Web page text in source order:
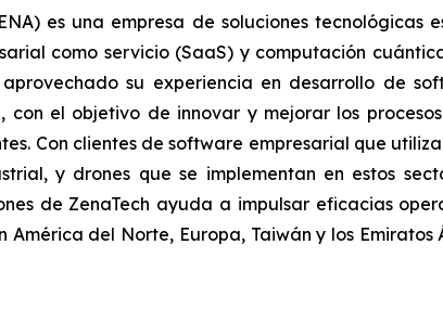
es una empresa de soluciones
como servicio (SaaS) y computación
su experiencia en desarrollo de
el objetivo de innovar y mejorar los
Con clientes de software empresarial que
y drones que se implementan en estos
de ZenaTech ayuda a impulsar eficacias
del Norte, Europa, Taiwán y los